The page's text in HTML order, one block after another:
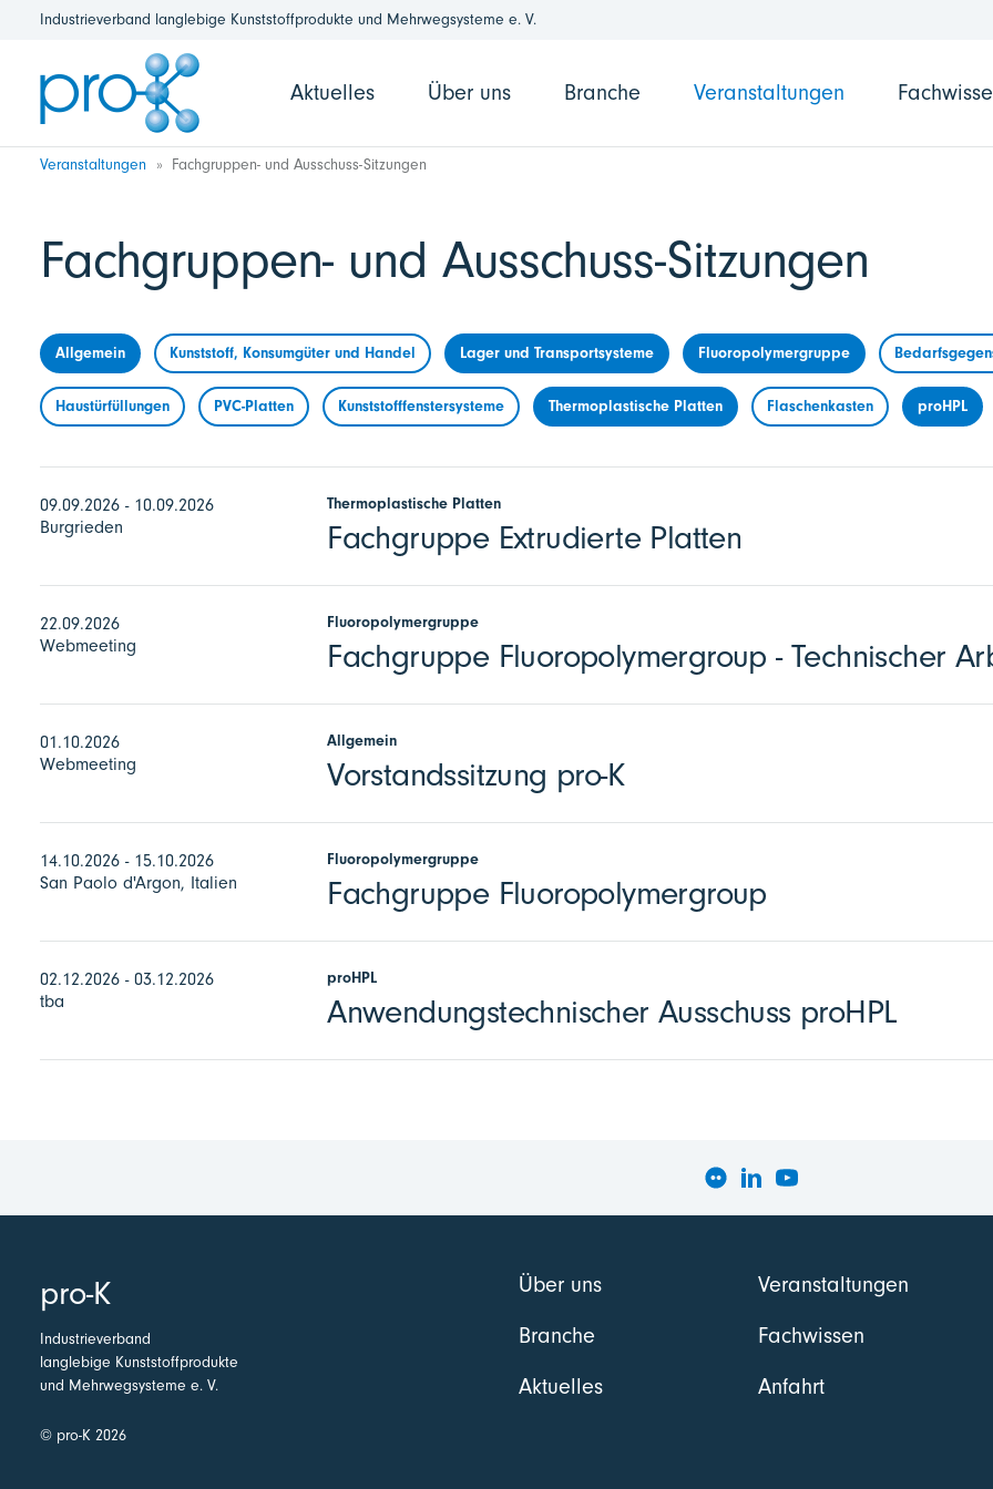
Industrieverband langlebige Kunststoffprodukte und Mehrwegsysteme e. V.
Aktuelles Über uns Branche Veranstaltungen
Veranstaltungen Fachgruppen- und Ausschuss-Sitzungen
Fachgruppen- und Ausschuss-Sitzungen
Allgemein Kunststoff, Konsumgüter und Handel Lager und Transportsysteme Fluoropolymergruppe
Haustürfüllungen PVC-Platten Kunststofffenstersysteme Thermoplastische Platten Flaschenkasten proHPL
09.09.2026 - 10.09.2026
Burgrieden
Thermoplastische Platten
Fachgruppe Extrudierte Platten
22.09.2026
Webmeeting
Fluoropolymergruppe
Fachgruppe Fluoropolymergroup - Technischer
01.10.2026
Webmeeting
Allgemein
Vorstandssitzung pro-K
14.10.2026 - 15.10.2026
San Paolo d'Argon, Italien
Fluoropolymergruppe
Fachgruppe Fluoropolymergroup
02.12.2026 - 03.12.2026
tba
proHPL
Anwendungstechnischer Ausschuss proHPL
pro-K
Industrieverband
langlebige Kunststoffprodukte
und Mehrwegsysteme e. V.
© pro-K 2026
Über uns
Branche
Aktuelles
Veranstaltungen
Fachwissen
Anfahrt